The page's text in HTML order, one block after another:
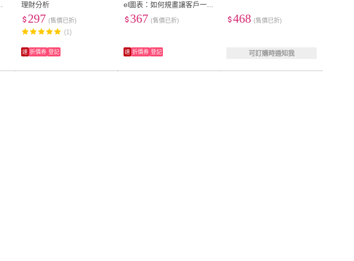
理財分析
297 (售價已折)
(1)
速 折價券 登記
el圖表：如何規畫讓客戶一目
367 (售價已折)
速 折價券 登記
468 (售價已折)
可訂購時通知我